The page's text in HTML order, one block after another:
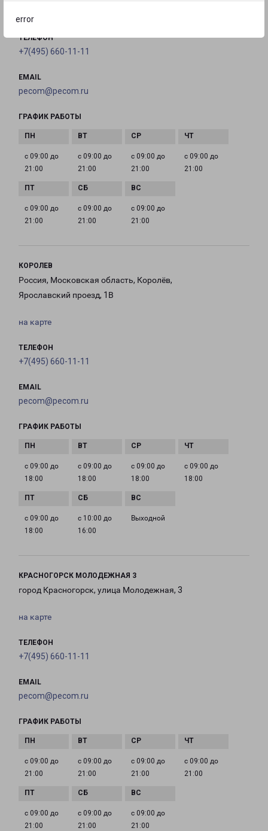
error
ТЕЛЕФОН
+7(495) 660-11-11
EMAIL
pecom@pecom.ru
ГРАФИК РАБОТЫ
с 09:00 до
21:00
с 09:00 до
21:00
с 09:00 до
21:00
с 09:00 до
21:00
с 09:00 до
21:00
с 09:00 до
21:00
с 09:00 до
21:00
КОРОЛЕВ
Россия, Московская область, Королёв,
Ярославский проезд, 1В
на карте
ТЕЛЕФОН
+7(495) 660-11-11
EMAIL
pecom@pecom.ru
ГРАФИК РАБОТЫ
с 09:00 до
18:00
с 09:00 до
18:00
с 09:00 до
18:00
с 09:00 до
18:00
с 09:00 до
18:00
с 10:00 до
16:00
Выходной
КРАСНОГОРСК МОЛОДЕЖНАЯ 3
город Красногорск, улица Молодежная, 3
на карте
ТЕЛЕФОН
+7(495) 660-11-11
EMAIL
pecom@pecom.ru
ГРАФИК РАБОТЫ
с 09:00 до
21:00
с 09:00 до
21:00
с 09:00 до
21:00
с 09:00 до
21:00
с 09:00 до
21:00
с 09:00 до
21:00
с 09:00 до
21:00